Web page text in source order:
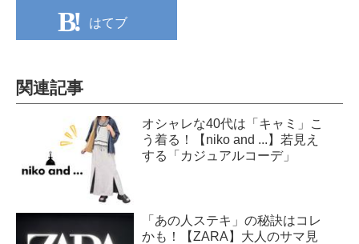
はてブ
関連記事
オシャレな40代は「キャミ」こ
う着る！【niko and ...】若見え
する「カジュアルコーデ」
「あの人ステキ」の秘訣はコレ
かも！【ZARA】大人のサマ見